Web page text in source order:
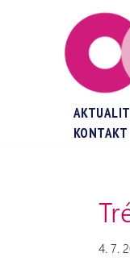
Přeskočit
KONTAKT
4. 7.